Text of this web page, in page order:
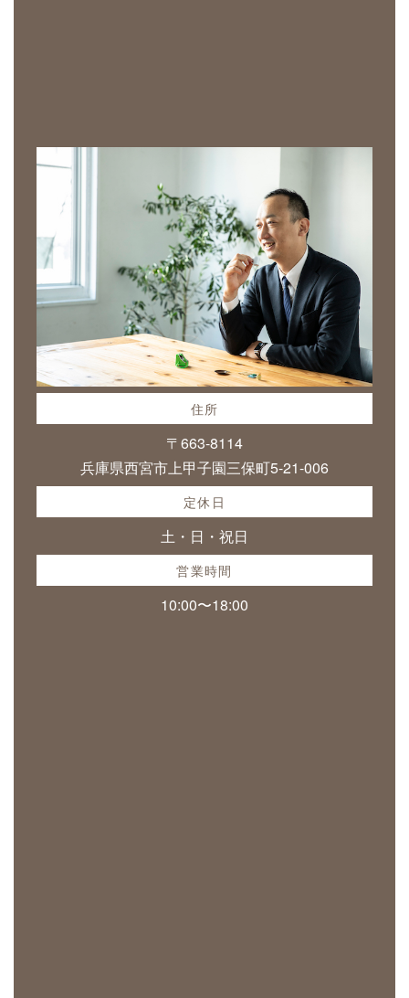
住所
〒663-8114
兵庫県西宮市上甲子園三保町5-21-006
定休日
土・日・祝日
営業時間
10:00〜18:00